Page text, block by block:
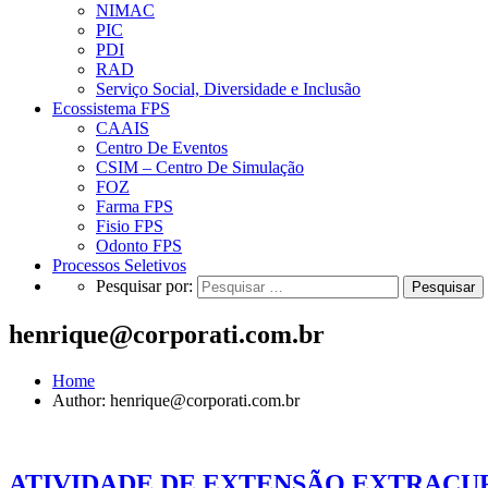
NIMAC
PIC
PDI
RAD
Serviço Social, Diversidade e Inclusão
Ecossistema FPS
CAAIS
Centro De Eventos
CSIM – Centro De Simulação
FOZ
Farma FPS
Fisio FPS
Odonto FPS
Processos Seletivos
Pesquisar por:
henrique@corporati.com.br
Home
Author: henrique@corporati.com.br